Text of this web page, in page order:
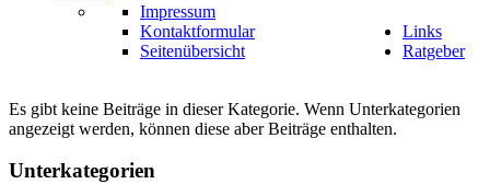
Impressum
Kontaktformular
Seitenübersicht
Links
Ratgeber
Es gibt keine Beiträge in dieser Kategorie. Wenn Unterkategorien
angezeigt werden, können diese aber Beiträge enthalten.
Unterkategorien